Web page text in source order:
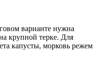
варианте нужна
крупной терке. Для
капусты, морковь режем